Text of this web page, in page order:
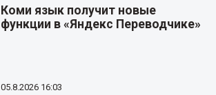
Коми язык получит новые
функции в «Яндекс Переводчике»
05.8.2026 16:03